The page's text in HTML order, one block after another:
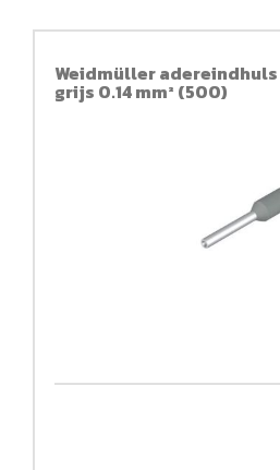
Weidmüller adereindhuls
grijs 0.14 mm² (500)